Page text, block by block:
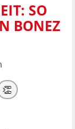
SO
BONEZ
👏